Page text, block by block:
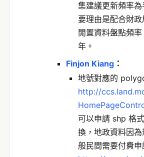
集建議更新頻率
要理由是配合財
閒置資料盤點頻
年。
Finjon Kiang ：
地號對應的
http://
可以申請 shp 格
換，地政資料因
般民間需要付費申